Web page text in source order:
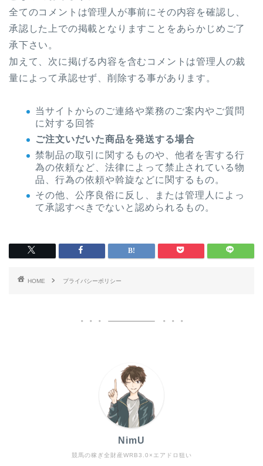
全てのコメントは管理人が事前にその内容を確認し、
承認した上での掲載となりますことをあらかじめご了
承下さい。
加えて、次に掲げる内容を含むコメントは管理人の裁
量によって承認せず、削除する事があります。
当サイトからのご連絡や業務のご案内やご質問
に対する回答
ご注文いだいた商品を発送する場合
禁制品の取引に関するものや、他者を害する行
為の依頼など、法律によって禁止されている物
品、行為の依頼や斡旋などに関するもの。
その他、公序良俗に反し、または管理人によっ
て承認すべきでないと認められるもの。
HOME プライバシーポリシー
競馬の稼ぎ全財産WRB3.0×エアドロ狙い
NimU